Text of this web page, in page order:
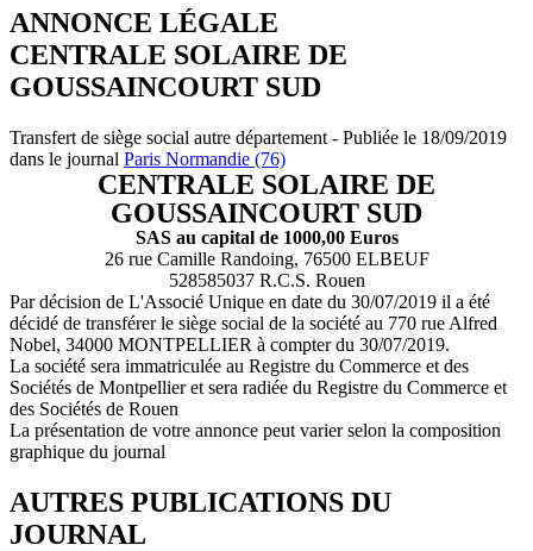
ANNONCE LÉGALE
CENTRALE SOLAIRE DE
GOUSSAINCOURT SUD
Transfert de siège social autre département - Publiée le 18/09/2019
dans le journal Paris Normandie (76)
CENTRALE SOLAIRE DE
GOUSSAINCOURT SUD
SAS au capital de 1000,00 Euros
26 rue Camille Randoing, 76500 ELBEUF
528585037 R.C.S. Rouen
Par décision de L'Associé Unique en date du 30/07/2019 il a été
décidé de transférer le siège social de la société au 770 rue Alfred
Nobel, 34000 MONTPELLIER à compter du 30/07/2019.
La société sera immatriculée au Registre du Commerce et des
Sociétés de Montpellier et sera radiée du Registre du Commerce et
des Sociétés de Rouen
La présentation de votre annonce peut varier selon la composition
graphique du journal
AUTRES PUBLICATIONS DU
JOURNAL